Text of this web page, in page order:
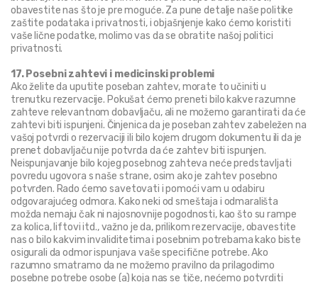
obavestite nas što je pre moguće. Za pune detalje naše politike
zaštite podataka i privatnosti, i objašnjenje kako ćemo koristiti
vaše lične podatke, molimo vas da se obratite našoj politici
privatnosti.
17. Posebni zahtevi i medicinski problemi
Ako želite da uputite poseban zahtev, morate to učiniti u
trenutku rezervacije. Pokušat ćemo preneti bilo kakve razumne
zahteve relevantnom dobavljaču, ali ne možemo garantirati da će
zahtevi biti ispunjeni. Činjenica da je poseban zahtev zabeležen na
vašoj potvrdi o rezervaciji ili bilo kojem drugom dokumentu ili da je
prenet dobavljaču nije potvrda da će zahtev biti ispunjen.
Neispunjavanje bilo kojeg posebnog zahteva neće predstavljati
povredu ugovora s naše strane, osim ako je zahtev posebno
potvrđen. Rado ćemo savetovati i pomoći vam u odabiru
odgovarajućeg odmora. Kako neki od smeštaja i odmarališta
možda nemaju čak ni najosnovnije pogodnosti, kao što su rampe
za kolica, liftovi itd., važno je da, prilikom rezervacije, obavestite
nas o bilo kakvim invaliditetima i posebnim potrebama kako biste
osigurali da odmor ispunjava vaše specifične potrebe. Ako
razumno smatramo da ne možemo pravilno da prilagodimo
posebne potrebe osobe (a) koja nas se tiče, nećemo potvrditi